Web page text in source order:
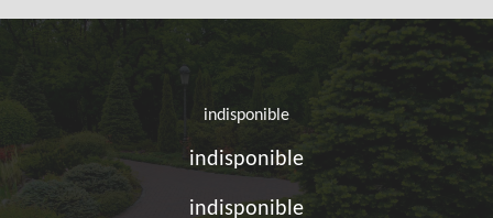
indisponible
indisponible
indisponible